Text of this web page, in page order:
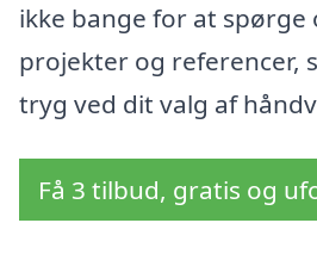
ikke bange for at spørge
projekter og referencer,
tryg ved dit valg af
Få 3 tilbud, gratis og